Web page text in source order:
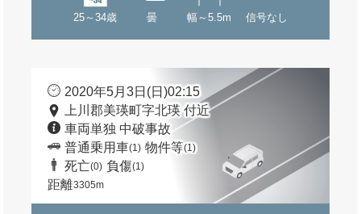
25～34歳 曇 幅～5.5m 信号なし
2020年5月3日(日)02:15
上川郡美瑛町字北瑛 付近
車両単独 中破事故
普通乗用車(1) 物件等(1)
死亡(0) 負傷(1)
距離3305m